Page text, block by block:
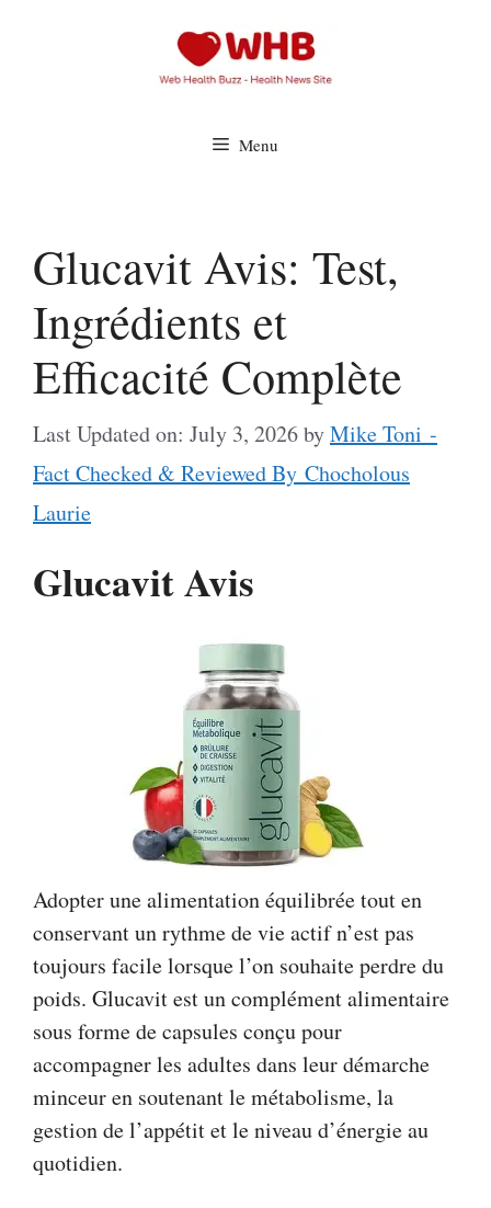
Menu
Glucavit Avis: Test,
Ingrédients et
Efficacité Complète
Last Updated on: July 3, 2026byMike Toni -
Fact Checked & Reviewed By Chocholous
Laurie
Glucavit Avis
Adopter une alimentation équilibrée tout en
conservant un rythme de vie actif n’est pas
toujours facile lorsque l’on souhaite perdre du
poids. Glucavit est un complément alimentaire
sous forme de capsules conçu pour
accompagner les adultes dans leur démarche
minceur en soutenant le métabolisme, la
gestion de l’appétit et le niveau d’énergie au
quotidien.